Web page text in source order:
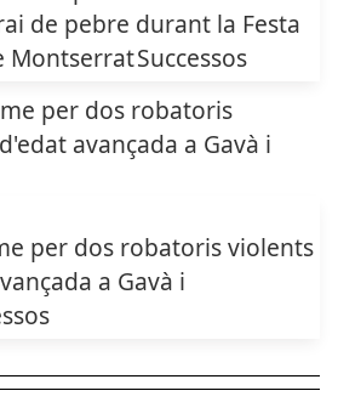
de pebre durant la Festa
MontserratSuccessos
per dos robatoris violents
a Gavà i